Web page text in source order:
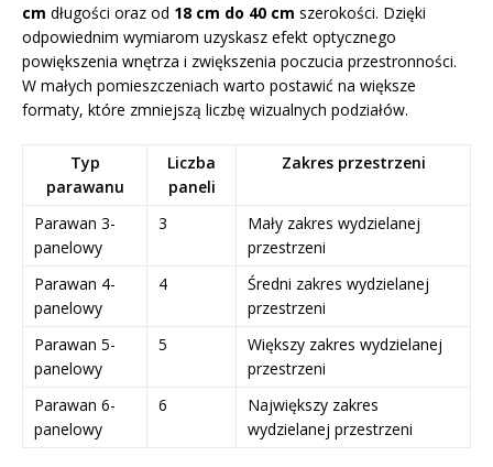
cm długości oraz od 18 cm do 40 cm szerokości. Dzięki
odpowiednim wymiarom uzyskasz efekt optycznego
powiększenia wnętrza i zwiększenia poczucia przestronności.
W małych pomieszczeniach warto postawić na większe
formaty, które zmniejszą liczbę wizualnych podziałów.
Typ
parawanu
Liczba
paneli
Zakres przestrzeni
Parawan 3-
panelowy
3
Mały zakres wydzielanej
przestrzeni
Parawan 4-
panelowy
4
Średni zakres wydzielanej
przestrzeni
Parawan 5-
panelowy
5
Większy zakres wydzielanej
przestrzeni
Parawan 6-
panelowy
6
Największy zakres
wydzielanej przestrzeni